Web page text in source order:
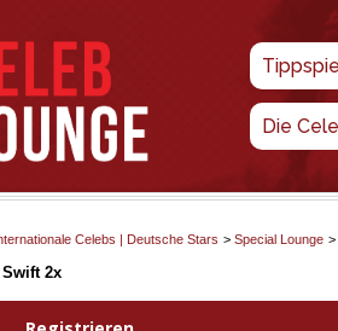
Die
Celebs | Deutsche Stars > Special Lounge >
2x